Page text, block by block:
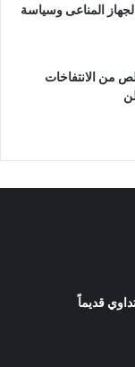
المناعى وسياسة
من الانتفاخات
قديماً